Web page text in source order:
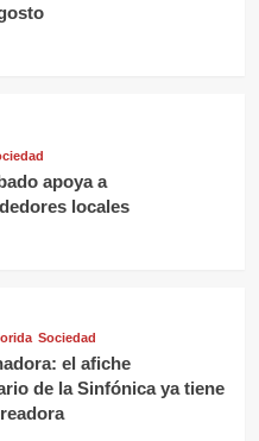
apoya a
locales
Sociedad
el afiche
de la Sinfónica ya tiene